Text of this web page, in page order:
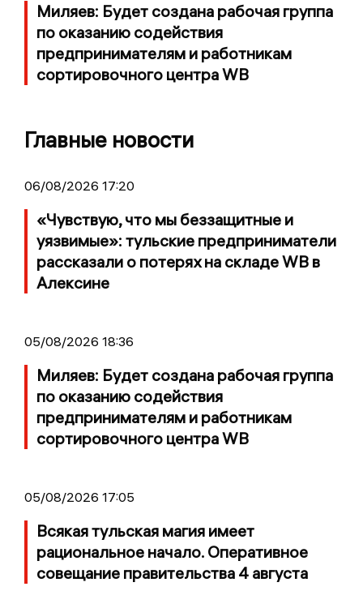
Миляев: Будет создана рабочая группа
по оказанию содействия
предпринимателям и работникам
сортировочного центра WB
Главные новости
06/08/2026 17:20
«Чувствую, что мы беззащитные и
уязвимые»: тульские предприниматели
рассказали о потерях на складе WB в
Алексине
05/08/2026 18:36
Миляев: Будет создана рабочая группа
по оказанию содействия
предпринимателям и работникам
сортировочного центра WB
05/08/2026 17:05
Всякая тульская магия имеет
рациональное начало. Оперативное
совещание правительства 4 августа